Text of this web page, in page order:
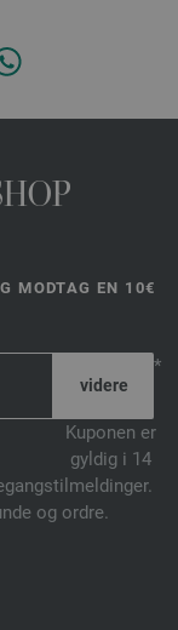
MODTAG EN 10€
*
Kuponen er
gyldig i 14
og ordre.